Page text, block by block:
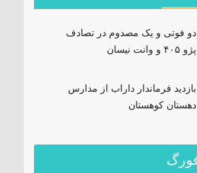
دو فوتی و یک مصدوم در تصادف
پژو ۴۰۵ و وانت نیسان
بازدید فرماندار داراب از مدارس
دهستان کوهستان